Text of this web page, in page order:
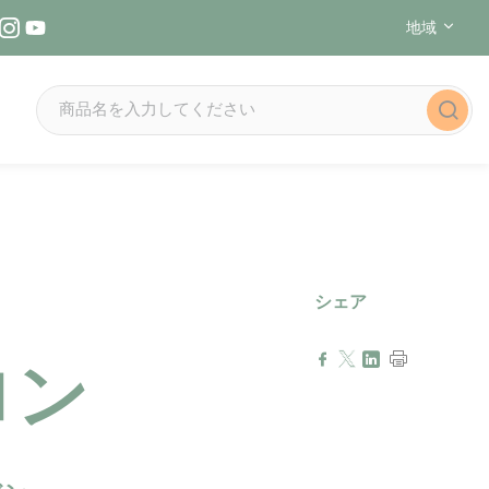
Instagramでフォローする（新しいウィンドウで開きます
YouTubeでフォローする（新しいウィンドウで開きます
地域
シェア